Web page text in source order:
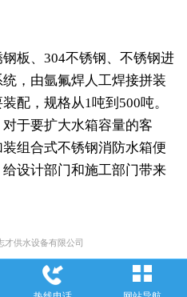
板、304不锈钢、不锈钢进
，由氩氟焊人工焊接拼装
配，规格从1吨到500吨。
于要扩大水箱容量的客
组合式不锈钢消防水箱便
设计部门和施工部门带来
才供水设备有限公司